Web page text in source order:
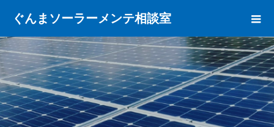
ぐんまソーラーメンテ相談室